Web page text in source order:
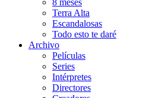
Terra Alta
Escandalosas
Todo esto te daré
Archivo
Películas
Series
Intérpretes
Directores